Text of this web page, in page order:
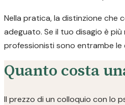
Nella pratica, la distinzione che
adeguato. Se il tuo disagio è
professionisti sono entrambe
Quanto costa
Il prezzo di un colloquio con lo